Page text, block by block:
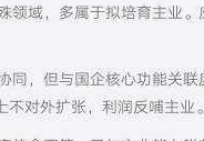
领域，多属于拟培育主业
同，但与国企核心功能关联
对外扩张，利润反哺主业。